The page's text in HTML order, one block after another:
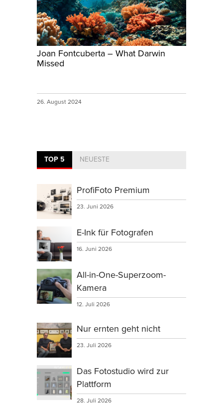
Joan Fontcuberta – What Darwin
Missed
26. August 2024
TOP 5 NEUESTE
ProfiFoto Premium
23. Juni 2026
E-Ink für Fotografen
16. Juni 2026
All-in-One-Superzoom-
Kamera
12. Juli 2026
Nur ernten geht nicht
23. Juli 2026
Das Fotostudio wird zur
Plattform
28. Juli 2026